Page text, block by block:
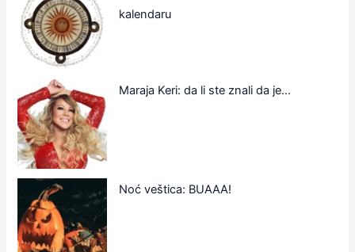
kalendaru
Maraja Keri: da li ste znali da je…
Noć veštica: BUAAA!